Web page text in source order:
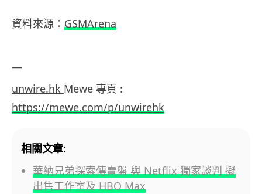
資料來源： GSMArena
—
unwire.hk Mewe 專頁 :
https://mewe.com/p/unwirehk
相關文章:
華納兄弟探索傳賣盤 與 Netflix 獨家談判 擬
出售工作室及 HBO Max